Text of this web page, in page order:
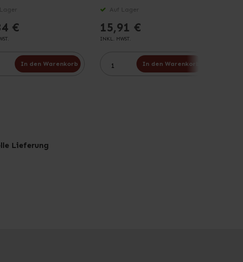
€
In den Warenkorb
Auf Lager
15,91 €
INKL. MWST.
In den Warenkorb
Lieferung